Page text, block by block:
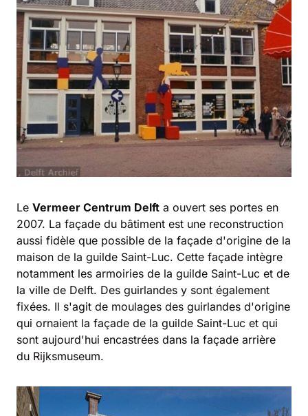
Le Vermeer Centrum Delft a ouvert ses portes en
2007. La façade du bâtiment est une reconstruction
aussi fidèle que possible de la façade d'origine de la
maison de la guilde Saint-Luc. Cette façade intègre
notamment les armoiries de la guilde Saint-Luc et de
la ville de Delft. Des guirlandes y sont également
fixées. Il s'agit de moulages des guirlandes d'origine
qui ornaient la façade de la guilde Saint-Luc et qui
sont aujourd'hui encastrées dans la façade arrière
du Rijksmuseum.